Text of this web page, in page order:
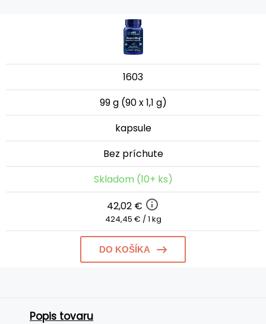
1603
99 g (90 x 1,1 g)
kapsule
Bez príchute
Skladom (10+ ks)
42,02 €
424,45 € / 1 kg
DO KOŠÍKA
Popis tovaru